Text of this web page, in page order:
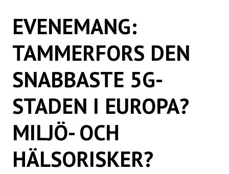
EVENEMANG:
TAMMERFORS DEN
SNABBASTE 5G-
STADEN I EUROPA?
MILJÖ- OCH
HÄLSORISKER?